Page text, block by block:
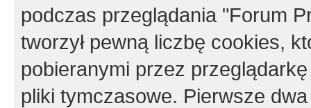
podczas przeglądania "Forum
tworzył pewną liczbę cookies,
pobieranymi przez
pliki tymczasowe. Pierwsze